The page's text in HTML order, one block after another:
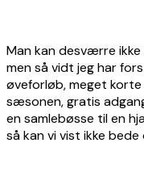
Man kan desværre
men så vidt jeg har
øveforløb, meget
sæsonen, gratis
en samlebøsse til en
så kan vi vist ikke bede